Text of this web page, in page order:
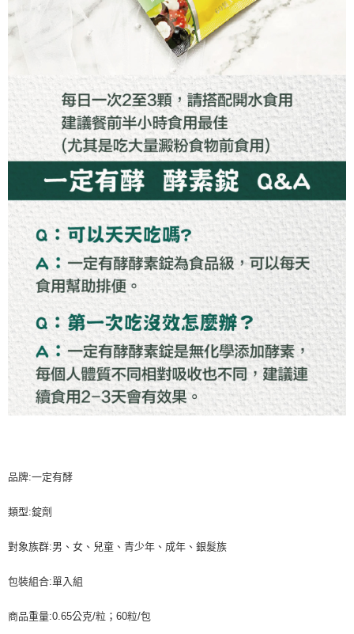
品牌:一定有酵
類型:錠劑
對象族群:男、女、兒童、青少年、成年、銀髮族
包裝組合:單入組
商品重量:0.65公克/粒；60粒/包